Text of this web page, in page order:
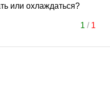
или охлаждаться?
1 / 1